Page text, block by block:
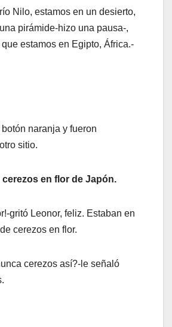
Nilo, estamos en un desierto,
pirámide-hizo una pausa-,
estamos en Egipto, África.-
naranja y fueron
sitio.
en flor de Japón.
gritó Leonor, feliz. Estaban en
cerezos en flor.
cerezos así?-le señaló